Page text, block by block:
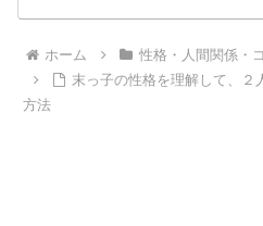
ホーム
性格・人間関係・
末っ子の性格を理解して、２
方法